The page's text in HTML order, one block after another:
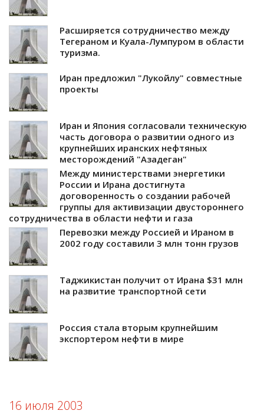
Расширяется сотрудничество между
Тегераном и Куала-Лумпуром в области
туризма.
Иран предложил "Лукойлу" совместные
проекты
Иран и Япония согласовали техническую
часть договора о развитии одного из
крупнейших иранских нефтяных
месторождений "Азадеган"
Между министерствами энергетики
России и Ирана достигнута
договоренность о создании рабочей
группы для активизации двустороннего
сотрудничества в области нефти и газа
Перевозки между Россией и Ираном в
2002 году составили 3 млн тонн грузов
Таджикистан получит от Ирана $31 млн
на развитие транспортной сети
Россия стала вторым крупнейшим
экспортером нефти в мире
16 июля 2003